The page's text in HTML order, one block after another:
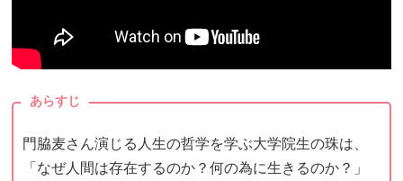
あらすじ
門脇麦さん演じる人生の哲学を学ぶ大学院生の珠は、
「なぜ人間は存在するのか？何の為に生きるのか？」